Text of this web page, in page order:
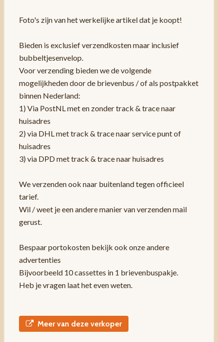
Foto's zijn van het werkelijke artikel dat je koopt!
Bieden is exclusief verzendkosten maar inclusief
bubbeltjesenvelop.
Voor verzending bieden we de volgende
mogelijkheden door de brievenbus / of als postpakket
binnen Nederland:
1) Via PostNL met en zonder track & trace naar
huisadres
2) via DHL met track & trace naar service punt of
huisadres
3) via DPD met track & trace naar huisadres
We verzenden ook naar buitenland tegen officieel
tarief.
Wil / weet je een andere manier van verzenden mail
gerust.
Bespaar portokosten bekijk ook onze andere
advertenties
Bijvoorbeeld 10 cassettes in 1 brievenbuspakje.
Heb je vragen laat het even weten.
Meer van deze verkoper